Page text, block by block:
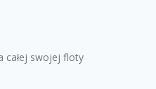
całej swojej floty